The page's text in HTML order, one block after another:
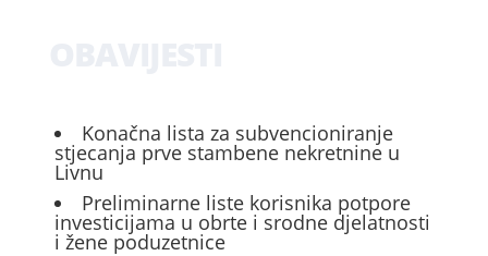
Konačna lista za subvencioniranje
stjecanja prve stambene nekretnine u
Livnu
Preliminarne liste korisnika potpore
investicijama u obrte i srodne djelatnosti
i žene poduzetnice